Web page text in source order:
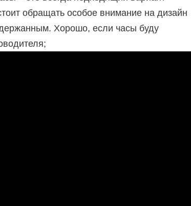
обращать особое внимание на дизайн
Хорошо, если часы буду